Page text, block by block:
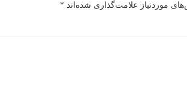
موردنیاز علامت‌گذاری شده‌اند *